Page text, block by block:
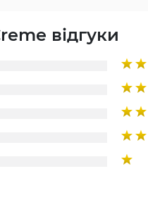
відгуки